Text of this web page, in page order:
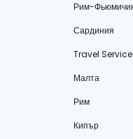
Рим-
Сардиния
Travel Service
Малта
Рим
Кипър